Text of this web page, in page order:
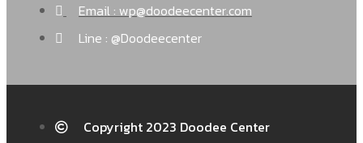
Email : wp@doodeecenter.com
Line : @Doodeecenter
Copyright 2023 Doodee Center